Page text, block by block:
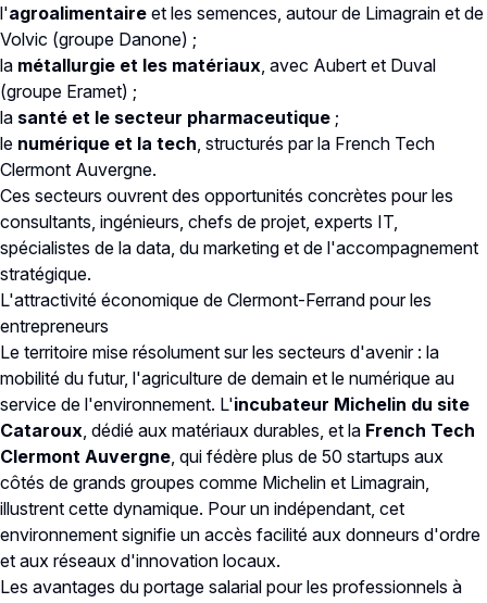
l'agroalimentaire et les semences, autour de Limagrain et de
Volvic (groupe Danone) ;
la métallurgie et les matériaux , avec Aubert et Duval
(groupe Eramet) ;
la santé et le secteur pharmaceutique ;
le numérique et la tech , structurés par la French Tech
Clermont Auvergne.
Ces secteurs ouvrent des opportunités concrètes pour les
consultants, ingénieurs, chefs de projet, experts IT,
spécialistes de la data, du marketing et de l'accompagnement
stratégique.
L'attractivité économique de Clermont-Ferrand pour les
entrepreneurs
Le territoire mise résolument sur les secteurs d'avenir : la
mobilité du futur, l'agriculture de demain et le numérique au
service de l'environnement. L'incubateur Michelin du site
Cataroux , dédié aux matériaux durables, et la French Tech
Clermont Auvergne , qui fédère plus de 50 startups aux
côtés de grands groupes comme Michelin et Limagrain,
illustrent cette dynamique. Pour un indépendant, cet
environnement signifie un accès facilité aux donneurs d'ordre
et aux réseaux d'innovation locaux.
Les avantages du portage salarial pour les professionnels à